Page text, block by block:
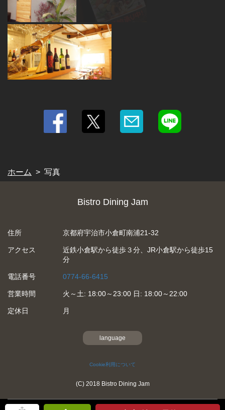
ホーム 写真
Bistro Dining Jam
住所 京都府宇治市小倉町南浦21-32
アクセス
近鉄小倉駅から徒歩３分、JR小倉駅から徒歩15
分
電話番号 0774-66-6415
営業時間 火～土: 18:00～23:00 日: 18:00～22:00
定休日 月
language
Cookie利用について
(C) 2018 Bistro Dining Jam